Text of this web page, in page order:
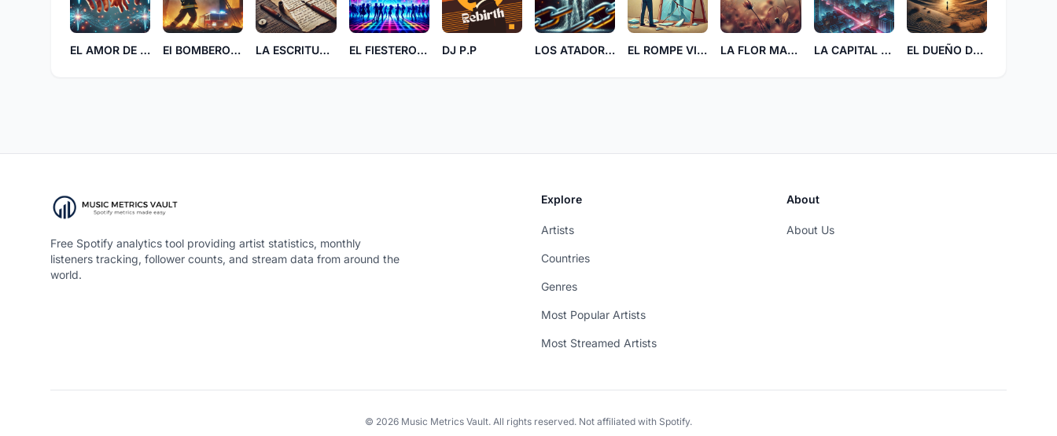
EL AMOR DE DOS FF El BOMBERO SALVADOR RP LA ESCRITURA MALVADA EL FIESTERO RICO DJ P.P LOS ATADORES EL ROMPE VIDRIO LA FLOR MARCHITADA LA CAPITAL MISTERIOSA EL DUEÑO DE DOS MUNDO
Free Spotify analytics tool providing artist statistics, monthly
listeners tracking, follower counts, and stream data from around the
world.
Explore
Artists
Countries
Genres
Most Popular Artists
Most Streamed Artists
About
About Us
© 2026 Music Metrics Vault. All rights reserved. Not affiliated with Spotify.